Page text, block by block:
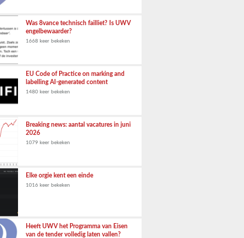
Was 8vance technisch failliet? Is UWV
engelbewaarder?
1668 keer bekeken
EU Code of Practice on marking and
labelling AI-generated content
1480 keer bekeken
Breaking news: aantal vacatures in juni
2026
1079 keer bekeken
Elke orgie kent een einde
1016 keer bekeken
Heeft UWV het Programma van Eisen
van de tender volledig laten vallen?